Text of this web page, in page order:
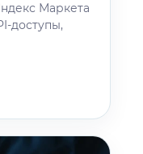
Маркета
доступы,